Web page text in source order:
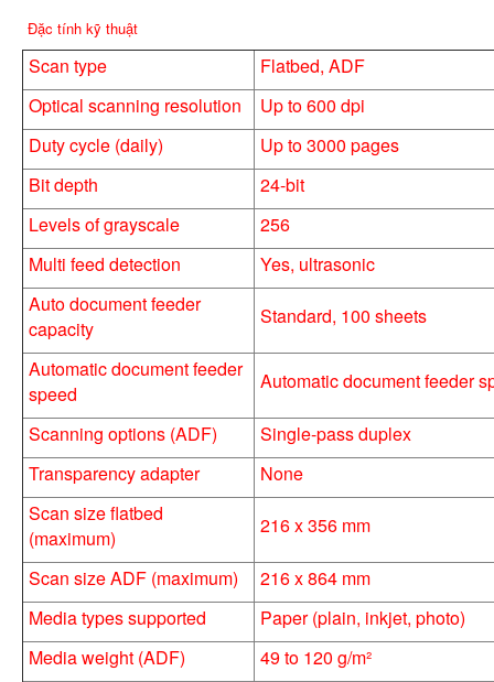
Đặc tính kỹ thuật
Scan type
Flatbed, ADF
Optical scanning resolution
Up to 600 dpi
Duty cycle (daily)
Up to 3000 pages
Bit depth
24-bit
Levels of grayscale
256
Multi feed detection
Yes, ultrasonic
Auto document feeder
capacity
Standard, 100 sheets
Automatic document feeder
speed
Automatic document feeder
Scanning options (ADF)
Single-pass duplex
Transparency adapter
None
Scan size flatbed
(maximum)
216 x 356 mm
Scan size ADF (maximum)
216 x 864 mm
Media types supported
Paper (plain, inkjet, photo)
Media weight (ADF)
49 to 120 g/m²